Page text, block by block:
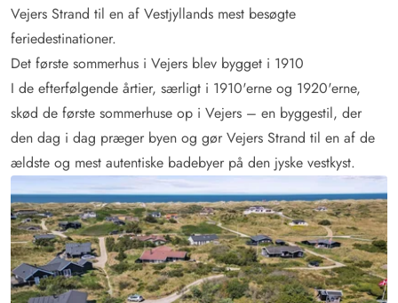
Vejers Strand til en af Vestjyllands mest besøgte
feriedestinationer.
Det første sommerhus i Vejers blev bygget i 1910
I de efterfølgende årtier, særligt i 1910'erne og 1920'erne,
skød de første sommerhuse op i Vejers – en byggestil, der
den dag i dag præger byen og gør Vejers Strand til en af de
ældste og mest autentiske badebyer på den jyske vestkyst.